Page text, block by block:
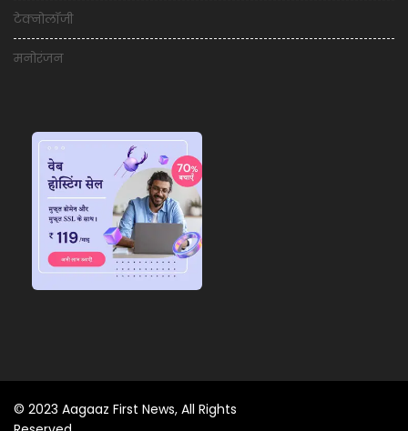
टेक्नोलॉजी
मनोरंजन
© 2023 Aagaaz First News, All Rights